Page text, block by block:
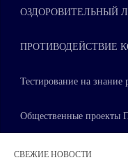
ОЗДОРОВИТЕЛЬНЫЙ
ПРОТИВОДЕЙСТВИЕ
Тестирование на
Общественные проекты
СВЕЖИЕ НОВОСТИ